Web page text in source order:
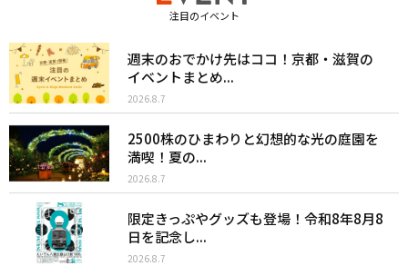
注目のイベント
週末のおでかけ先はココ！京都・滋賀の
イベントまとめ...
2026.8.7
2500株のひまわりと幻想的な光の庭園を
満喫！夏の...
2026.8.7
限定きっぷやグッズも登場！令和8年8月8
日を記念し...
2026.8.7